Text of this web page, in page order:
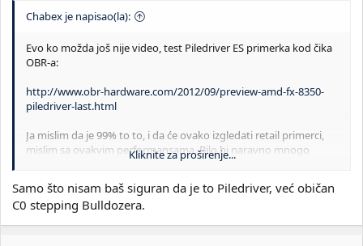
Chabex je napisao(la):
Evo ko možda još nije video, test Piledriver ES primerka kod čika
OBR-a:
http://www.obr-hardware.com/2012/09/preview-amd-fx-8350-
piledriver-last.html
Ja mislim da je 99% to to, i da će ovako izgledati retail primerci,
mislim sa ovakvim performansama. Bilo bi naravno mnogo
interesantnije da su rezultati bolji, ali ja iskreno bolje nisam ni
kod OC-a.
Kliknite za proširenje...
Samo što nisam baš siguran da je to Piledriver, već običan
C0 stepping Bulldozera.